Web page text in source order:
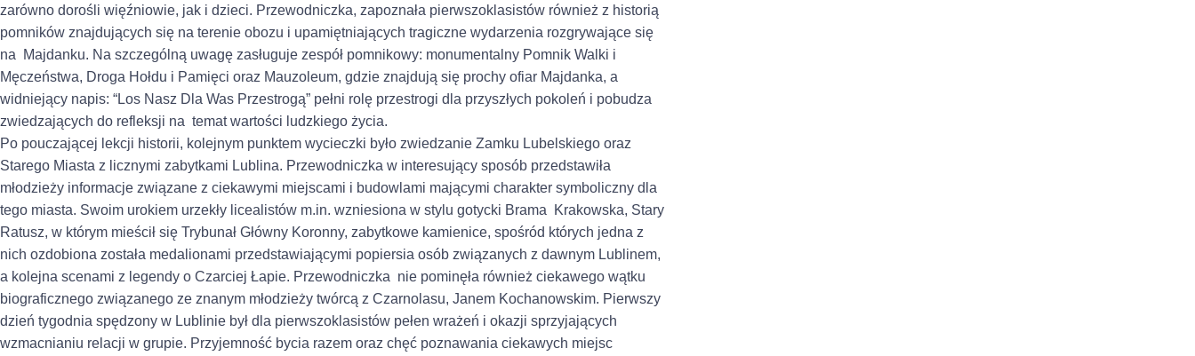
zarówno dorośli więźniowie, jak i dzieci. Przewodniczka, zapoznała pierwszoklasistów również z historią
pomników znajdujących się na terenie obozu i upamiętniających tragiczne wydarzenia rozgrywające się
na Majdanku. Na szczególną uwagę zasługuje zespół pomnikowy: monumentalny Pomnik Walki i
Męczeństwa, Droga Hołdu i Pamięci oraz Mauzoleum, gdzie znajdują się prochy ofiar Majdanka, a
widniejący napis: “Los Nasz Dla Was Przestrogą” pełni rolę przestrogi dla przyszłych pokoleń i pobudza
zwiedzających do refleksji na temat wartości ludzkiego życia.
Po pouczającej lekcji historii, kolejnym punktem wycieczki było zwiedzanie Zamku Lubelskiego oraz
Starego Miasta z licznymi zabytkami Lublina. Przewodniczka w interesujący sposób przedstawiła
młodzieży informacje związane z ciekawymi miejscami i budowlami mającymi charakter symboliczny dla
tego miasta. Swoim urokiem urzekły licealistów m.in. wzniesiona w stylu gotycki Brama Krakowska, Stary
Ratusz, w którym mieścił się Trybunał Główny Koronny, zabytkowe kamienice, spośród których jedna z
nich ozdobiona została medalionami przedstawiającymi popiersia osób związanych z dawnym Lublinem,
a kolejna scenami z legendy o Czarciej Łapie. Przewodniczka nie pominęła również ciekawego wątku
biograficznego związanego ze znanym młodzieży twórcą z Czarnolasu, Janem Kochanowskim. Pierwszy
dzień tygodnia spędzony w Lublinie był dla pierwszoklasistów pełen wrażeń i okazji sprzyjających
wzmacnianiu relacji w grupie. Przyjemność bycia razem oraz chęć poznawania ciekawych miejsc